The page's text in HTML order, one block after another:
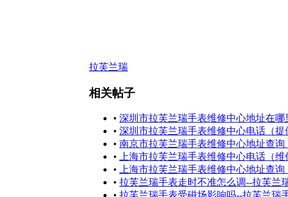
拉芙兰瑞
相关帖子
• 深圳市拉芙兰瑞手表维修中心地址在哪
• 深圳市拉芙兰瑞手表维修中心电话（提
• 南京市拉芙兰瑞手表维修中心地址查询
•
上海市拉芙兰瑞手表维修中心电话（维
•
上海市拉芙兰瑞手表维修中心地址查询
• 拉芙兰瑞手表走时不准怎么调--拉芙兰